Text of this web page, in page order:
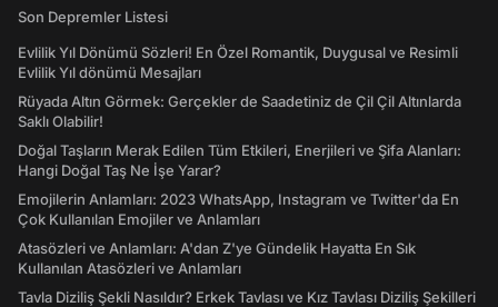
Son Depremler Listesi
Evlilik Yıl Dönümü Sözleri! En Özel Romantik, Duygusal ve Resimli
Evlilik Yıl dönümü Mesajları
Rüyada Altın Görmek: Gerçekler de Saadetiniz de Çil Çil Altınlarda
Saklı Olabilir!
Doğal Taşların Merak Edilen Tüm Etkileri, Enerjileri ve Şifa Alanları:
Hangi Doğal Taş Ne İşe Yarar?
Emojilerin Anlamları: 2023 WhatsApp, Instagram ve Twitter'da En
Çok Kullanılan Emojiler ve Anlamları
Atasözleri ve Anlamları: A'dan Z'ye Gündelik Hayatta En Sık
Kullanılan Atasözleri ve Anlamları
Tavla Diziliş Şekli Nasıldır? Erkek Tavlası ve Kız Tavlası Diziliş Şekilleri